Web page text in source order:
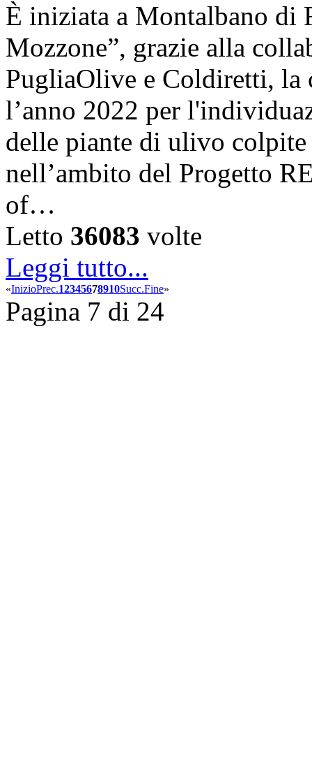
È iniziata a Montalbano di
Mozzone”, grazie alla
PugliaOlive e Coldiretti, la
l’anno 2022 per
delle piante di ulivo
nell’ambito del Progetto
of…
Letto 36083 volte
Leggi tutto...
«InizioPrec.12345678910Succ.Fine»
Pagina 7 di 24